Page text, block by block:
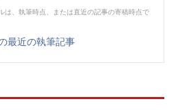
は、執筆時点、または直近の記事の寄稿時点で
最近の執筆記事